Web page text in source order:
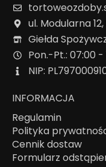
ul. Modularna
Giełda
Pon.-Pt.: 07:00 -
NIP:
INFORMACJA
Regulamin
Polityka
Cennik dostaw
Formularz